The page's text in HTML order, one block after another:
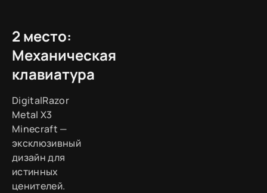
2 место:
Механическая
клавиатура
DigitalRazor
Metal X3
Minecraft —
эксклюзивный
дизайн для
истинных
ценителей.